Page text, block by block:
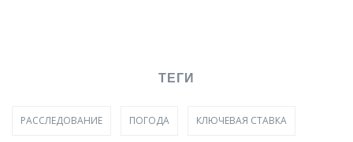
ТЕГИ
РАССЛЕДОВАНИЕ ПОГОДА КЛЮЧЕВАЯ СТАВКА